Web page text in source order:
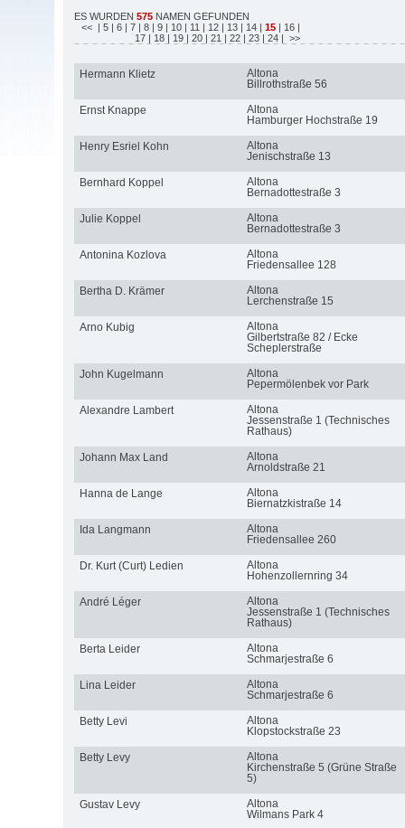
ES WURDEN 575 NAMEN GEFUNDEN
<< | 5 | 6 | 7 | 8 | 9 | 10 | 11 | 12 | 13 | 14 | 15 | 16 |
17 | 18 | 19 | 20 | 21 | 22 | 23 | 24 | >>
Hermann Klietz
Altona
Billrothstraße 56
Ernst Knappe
Altona
Hamburger Hochstraße 19
Henry Esriel Kohn
Altona
Jenischstraße 13
Bernhard Koppel
Altona
Bernadottestraße 3
Julie Koppel
Altona
Bernadottestraße 3
Antonina Kozlova
Altona
Friedensallee 128
Bertha D. Krämer
Altona
Lerchenstraße 15
Arno Kubig
Altona
Gilbertstraße 82 / Ecke
Scheplerstraße
John Kugelmann
Altona
Pepermölenbek vor Park
Alexandre Lambert
Altona
Jessenstraße 1 (Technisches
Rathaus)
Johann Max Land
Altona
Arnoldstraße 21
Hanna de Lange
Altona
Biernatzkistraße 14
Ida Langmann
Altona
Friedensallee 260
Dr. Kurt (Curt) Ledien
Altona
Hohenzollernring 34
André Léger
Altona
Jessenstraße 1 (Technisches
Rathaus)
Berta Leider
Altona
Schmarjestraße 6
Lina Leider
Altona
Schmarjestraße 6
Betty Levi
Altona
Klopstockstraße 23
Betty Levy
Altona
Kirchenstraße 5 (Grüne Straße
5)
Gustav Levy
Altona
Wilmans Park 4